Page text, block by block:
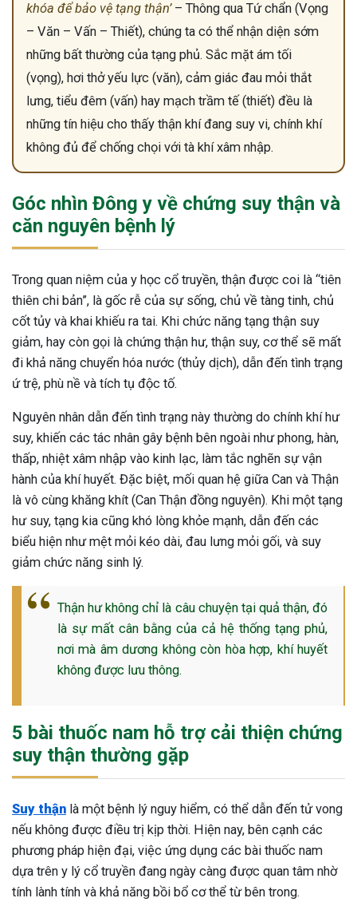
Sau Sinh Có Tự Khỏi
Thông Tin Cần Biết
sau sinh là tình trạng viêm da
khóa để bảo vệ tạng thận’– Thông qua Tứ chẩn (Vọng
– Văn – Vấn – Thiết), chúng ta có thể nhận diện sớm
những bất thường của tạng phủ. Sắc mặt ám tối
(vọng), hơi thở yếu lực (văn), cảm giác đau mỏi thắt
lưng, tiểu đêm (vấn) hay mạch trầm tế (thiết) đều là
những tín hiệu cho thấy thận khí đang suy vi, chính khí
không đủ để chống chọi với tà khí xâm nhập.
Góc nhìn Đông y về chứng suy thận và
căn nguyên bệnh lý
Trong quan niệm của y học cổ truyền, thận được coi là “tiên
thiên chi bản”, là gốc rễ của sự sống, chủ về tàng tinh, chủ
cốt tủy và khai khiếu ra tai. Khi chức năng tạng thận suy
giảm, hay còn gọi là chứng thận hư, thận suy, cơ thể sẽ mất
đi khả năng chuyển hóa nước (thủy dịch), dẫn đến tình trạng
ứ trệ, phù nề và tích tụ độc tố.
Nguyên nhân dẫn đến tình trạng này thường do chính khí hư
suy, khiến các tác nhân gây bệnh bên ngoài như phong, hàn,
thấp, nhiệt xâm nhập vào kinh lạc, làm tắc nghẽn sự vận
hành của khí huyết. Đặc biệt, mối quan hệ giữa Can và Thận
là vô cùng khăng khít (Can Thận đồng nguyên). Khi một tạng
hư suy, tạng kia cũng khó lòng khỏe mạnh, dẫn đến các
biểu hiện như mệt mỏi kéo dài, đau lưng mỏi gối, và suy
giảm chức năng sinh lý.
Thận hư không chỉ là câu chuyện tại quả thận, đó
là sự mất cân bằng của cả hệ thống tạng phủ,
nơi mà âm dương không còn hòa hợp, khí huyết
không được lưu thông.
5 bài thuốc nam hỗ trợ cải thiện chứng
suy thận thường gặp
Suy thận là một bệnh lý nguy hiểm, có thể dẫn đến tử vong
nếu không được điều trị kịp thời. Hiện nay, bên cạnh các
phương pháp hiện đại, việc ứng dụng các bài thuốc nam
dựa trên y lý cổ truyền đang ngày càng được quan tâm nhờ
tính lành tính và khả năng bồi bổ cơ thể từ bên trong.